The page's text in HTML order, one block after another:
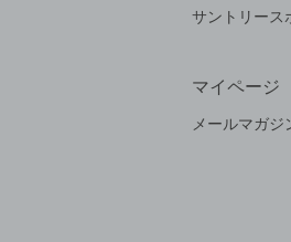
サントリース
マイページ
メールマガジ